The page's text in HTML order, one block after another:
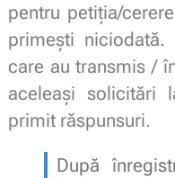
pentru petiția/
primești
care au transmis /
aceleași
primit răspunsuri.
După